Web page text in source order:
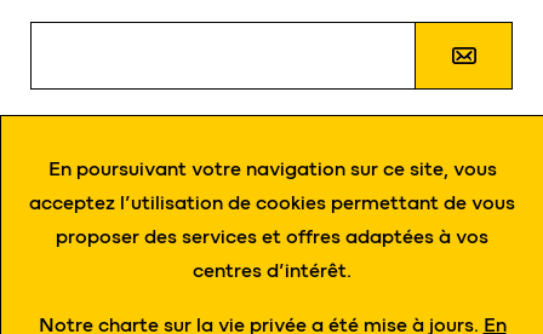
mail et à traiter mes données personnelles
En poursuivant votre navigation sur ce site, vous
acceptez l’utilisation de cookies permettant de vous
proposer des services et offres adaptées à vos
centres d’intérêt.
Notre charte sur la vie privée a été mise à jours. En